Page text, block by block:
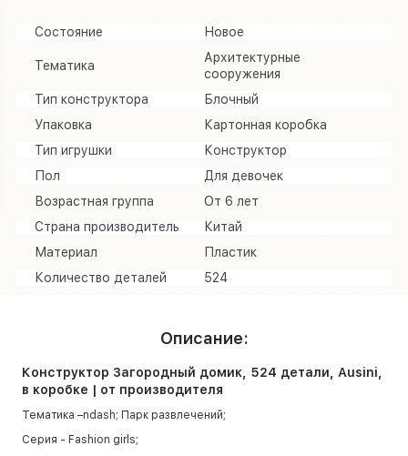
Состояние Новое
Тематика
Архитектурные
сооружения
Тип конструктора
Блочный
Упаковка
Картонная коробка
Тип игрушки
Конструктор
Пол
Для девочек
Возрастная группа
От 6 лет
Страна производитель
Китай
Материал
Пластик
Количество деталей
524
Описание:
Конструктор Загородный домик, 524 детали, Ausini,
в коробке | от производителя
Тематика –ndash; Парк развлечений;
Серия - Fashion girls;